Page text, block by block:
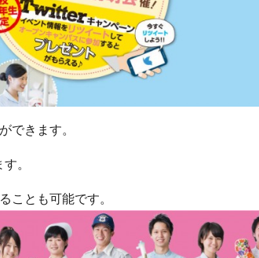
できます。
。
ことも可能です。